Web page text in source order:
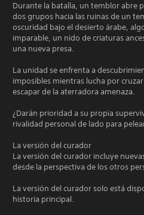
Durante la batalla, un temblor abre
dos grupos hacia las ruinas de un
oscuridad bajo el desierto árabe,
imparable, un nido de criaturas
una nueva presa.
La unidad se enfrenta a
imposibles mientras lucha por
escapar de la aterradora amenaza.
¿Darán prioridad a su propia
rivalidad personal de lado para
La versión del curador
La versión del curador incluye
desde la perspectiva de los otros
La versión del curador solo está
historia principal.